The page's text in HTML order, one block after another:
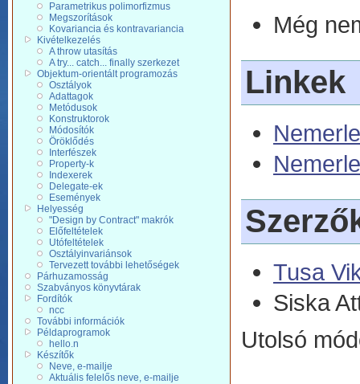
Parametrikus polimorfizmus
Megszorítások
Kovariancia és kontravariancia
Kivételkezelés
A throw utasítás
A try... catch... finally szerkezet
Objektum-orientált programozás
Osztályok
Adattagok
Metódusok
Konstruktorok
Módosítók
Öröklődés
Interfészek
Property-k
Indexerek
Delegate-ek
Események
Helyesség
"Design by Contract" makrók
Előfeltételek
Utófeltételek
Osztályinvariánsok
Tervezett további lehetőségek
Párhuzamosság
Szabványos könyvtárak
Fordítók
ncc
További információk
Példaprogramok
hello.n
Készítők
Neve, e-mailje
Aktuális felelős neve, e-mailje
Még
Linkek
Tusa
Siska
Utolsó